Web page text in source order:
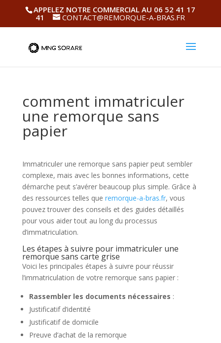
APPELEZ NOTRE COMMERCIAL AU 06 52 41 17
41
CONTACT@REMORQUE-A-BRAS.FR
comment immatriculer
une remorque sans
papier
Immatriculer une remorque sans papier peut sembler
complexe, mais avec les bonnes informations, cette
démarche peut s’avérer beaucoup plus simple. Grâce à
des ressources telles que remorque-a-bras.fr, vous
pouvez trouver des conseils et des guides détaillés
pour vous aider tout au long du processus
d’immatriculation.
Les étapes à suivre pour immatriculer une
remorque sans carte grise
Voici les principales étapes à suivre pour réussir
l’immatriculation de votre remorque sans papier :
Rassembler les documents nécessaires :
Justificatif d’identité
Justificatif de domicile
Preuve d’achat de la remorque